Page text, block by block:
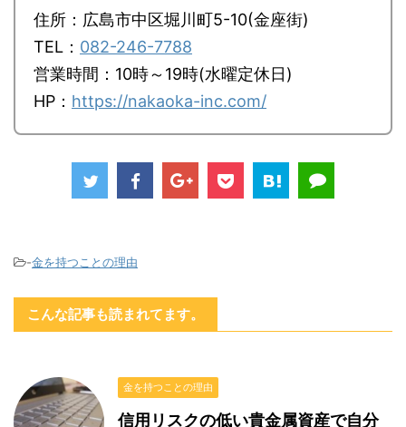
住所：広島市中区堀川町5-10(金座街)
TEL： 082-246-7788
営業時間：10時～19時(水曜定休日)
HP： https://nakaoka-inc.com/
-金を持つことの理由
こんな記事も読まれてます。
金を持つことの理由
信用リスクの低い貴金属資産で自分